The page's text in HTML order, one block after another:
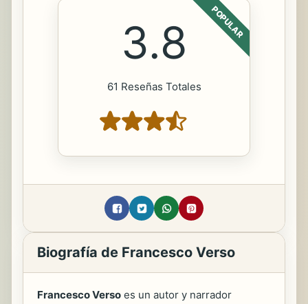
POPULAR
3.8
61 Reseñas Totales
Biografía de Francesco Verso
Francesco Verso es un autor y narrador